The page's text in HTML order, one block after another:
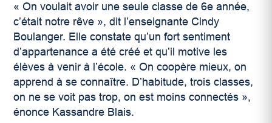
«On voulait avoir une seule classe de 6e année,
c’était notre rêve », dit l’enseignante Cindy
Boulanger. Elle constate qu’un fort sentiment
d’appartenance a été créé et qu’il motive les
élèves à venir à l’école. «On coopère mieux, on
apprend à se connaître. D’habitude, trois classes,
on ne se voit pas trop, on est moins connectés »,
énonce Kassandre Blais.